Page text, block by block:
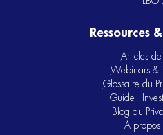
Ressources
Articles
Webinars &
Glossaire du
Guide -
Blog du
A propos